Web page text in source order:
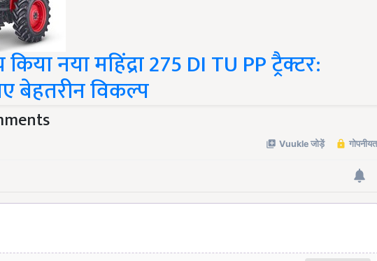
किया नया महिंद्रा 275 DI TU PP ट्रैक्टर:
बेहतरीन विकल्प